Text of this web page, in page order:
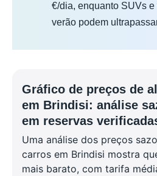
€/dia, enquanto SUVs
verão podem
Gráfico de preços de
em Brindisi: análise
em reservas
Uma análise dos preços
carros em Brindisi mostra
mais barato, com tarifa